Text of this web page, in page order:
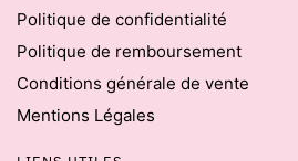
Politique de confidentialité
Politique de remboursement
Conditions générale de vente
Mentions Légales